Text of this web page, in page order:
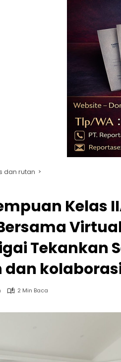
dan rutan
Kelas
Tekankan
2 Min Baca